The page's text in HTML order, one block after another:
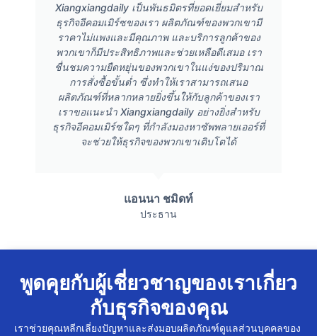
Xiangxiangdaily เป็นพันธมิตรที่ยอดเยี่ยมสำหรับ
ธุรกิจอีคอมเมิร์ซของเรา ผลิตภัณฑ์ของพวกเขามี
ราคาไม่แพงและมีคุณภาพ และบริการลูกค้าของ
พวกเขาก็มีประสิทธิภาพและช่วยเหลือดีเสมอ เรา
ชื่นชมความยืดหยุ่นของพวกเขาในแง่ของปริมาณ
การสั่งซื้อขั้นต่ำ ซึ่งทำให้เราสามารถเสนอ
ผลิตภัณฑ์ที่หลากหลายยิ่งขึ้นให้กับลูกค้าของเรา
เราขอแนะนำ Xiangxiangdaily อย่างยิ่งสำหรับ
ธุรกิจอีคอมเมิร์ซใดๆ ที่กำลังมองหาซัพพลายเออร์ที่
จะช่วยให้ธุรกิจของพวกเขาเติบโตได้
แอนนา ชมิดท์
ประธาน
พูดคุยกับผู้เชี่ยวชาญของเราเกี่ยว
กับธุรกิจของคุณ
เราช่วยคุณหลีกเลี่ยงปัญหาและส่งมอบผลิตภัณฑ์ดูแลส่วนบุคคลของ